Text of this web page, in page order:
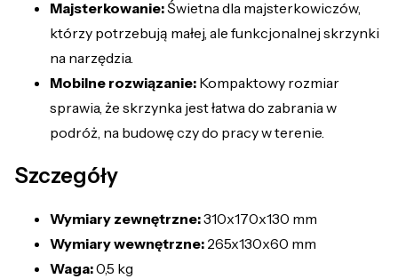
Majsterkowanie:Świetna dla majsterkowiczów,
którzy potrzebują małej, ale funkcjonalnej skrzynki
na narzędzia.
Mobilne rozwiązanie: Kompaktowy rozmiar
sprawia, że skrzynka jest łatwa do zabrania w
podróż, na budowę czy do pracy w terenie.
Szczegóły
Wymiary zewnętrzne:310x170x130 mm
Wymiary wewnętrzne: 265x130x60 mm
Waga:0,5 kg